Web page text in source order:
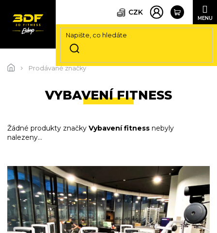
na
CZK
Prodávané značky
VYBAVENÍ FITNESS
Žádné produkty značky Vybavení fitness nebyly
nalezeny...